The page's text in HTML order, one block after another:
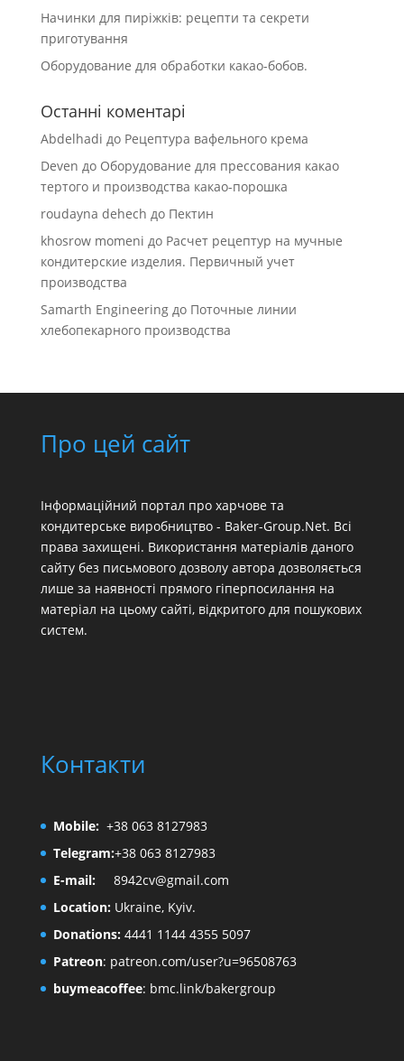
Начинки для пиріжків: рецепти та секрети
приготування
Оборудование для обработки какао-бобов.
Останні коментарі
Abdelhadi до Рецептура вафельного крема
Deven до Оборудование для прессования какао
тертого и производства какао-порошка
roudayna dehech до Пектин
khosrow momeni до Расчет рецептур на мучные
кондитерские изделия. Первичный учет
производства
Samarth Engineeringдо Поточные линии
хлебопекарного производства
Про цей сайт
Інформаційний портал про харчове та
кондитерське виробництво - Baker-Group.Net. Всі
права захищені. Використання матеріалів даного
сайту без письмового дозволу автора дозволяється
лише за наявності прямого гіперпосилання на
матеріал на цьому сайті, відкритого для пошукових
систем.
Контакти
Mobile: +38 063 8127983
Telegram:+38 063 8127983
E-mail:
8942cv@gmail.com
Location:Ukraine, Kyiv.
Donations:4441 1144 4355 5097
Patreon: patreon.com/user?u=96508763
buymeacoffee: bmc.link/bakergroup